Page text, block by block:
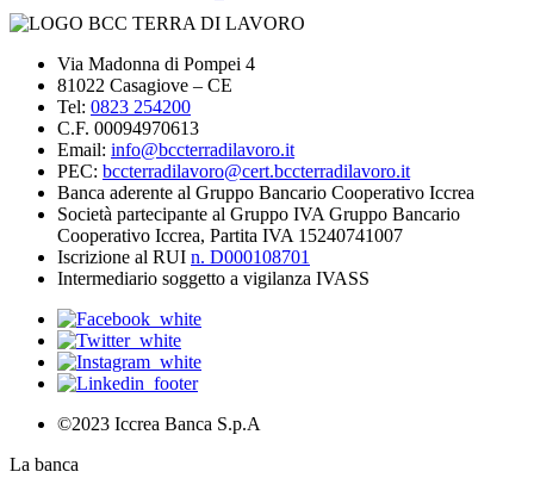
Via Madonna di Pompei 4
81022 Casagiove – CE
Tel: 0823 254200
C.F. 00094970613
Email: info@bccterradilavoro.it
PEC: bccterradilavoro@cert.bccterradilavoro.it
Banca aderente al Gruppo Bancario Cooperativo Iccrea
Società partecipante al Gruppo IVA Gruppo Bancario
Cooperativo Iccrea, Partita IVA 15240741007
Iscrizione al RUI n. D000108701
Intermediario soggetto a vigilanza IVASS
©2023 Iccrea Banca S.p.A
La banca